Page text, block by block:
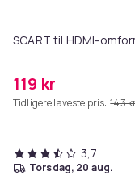
SCART til HDMI-
119 kr
Tidligere laveste pris: 143
3,7
torsdag, 20 aug.